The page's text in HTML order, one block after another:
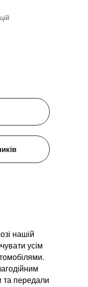
нашій
усім
передали